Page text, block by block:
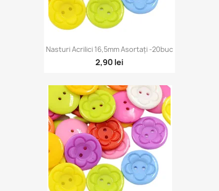
Nasturi Acrilici 16,5mm Asortați -20buc
2,90 lei